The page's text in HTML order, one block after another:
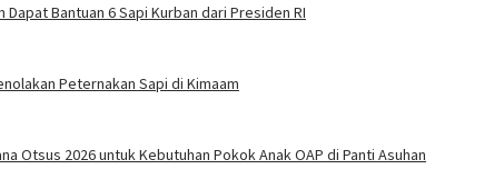
Dapat Bantuan 6 Sapi Kurban dari Presiden RI
Peternakan Sapi di Kimaam
Otsus 2026 untuk Kebutuhan Pokok Anak OAP di Panti Asuhan